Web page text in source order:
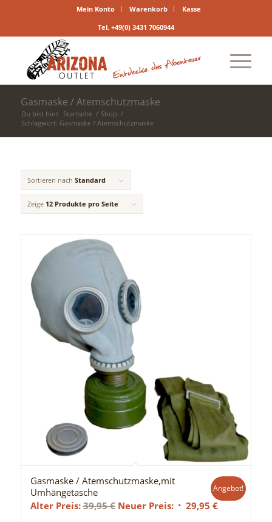
Mein Konto Warenkorb
Kasse
Tel. +49(0) 3431 7060944
Gasmaske / Atemschutzmaske
Du bist hier: Startseite / Shop /
Schlagwort: Gasmaske / Atemschutzmaske
Sortieren nach Standard
Zeige 12 Produkte pro Seite
Gasmaske / Atemschutzmaske,mit
Umhängetasche
Alter Preis: 39,95€ Ursprünglicher
Neuer Preis: 29,95 €Aktueller
Angebot!